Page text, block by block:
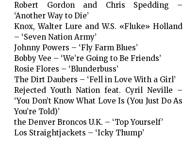
Robert Gordon and Chris Spedding –
‘Another Way to Die’
Knox, Walter Lure and W.S. «Fluke» Holland
– ‘Seven Nation Army’
Johnny Powers – ‘Fly Farm Blues’
Bobby Vee – ‘We’re Going to Be Friends’
Rosie Flores – ‘Blunderbuss’
The Dirt Daubers – ‘Fell in Love With a Girl’
Rejected Youth Nation feat. Cyril Neville –
‘You Don’t Know What Love Is (You Just Do As
You’re Told)’
the Denver Broncos U.K. – ‘Top Yourself’
Los Straightjackets – ‘Icky Thump’